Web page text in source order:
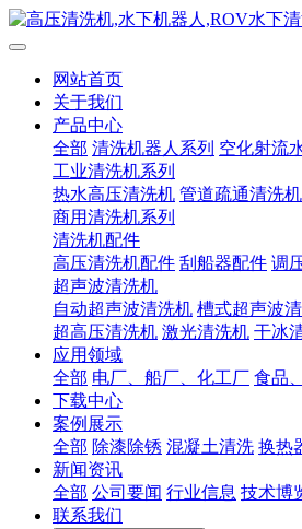
网站首页
关于我们
产品中心
全部 清洗机器人系列 空化射流
工业清洗机系列
热水高压清洗机 管道疏通清洗机
商用清洗机系列
清洗机配件
高压清洗机配件 刮船器配件 调
超声波清洗机
自动超声波清洗机 槽式超声波
超高压清洗机 激光清洗机 干冰
应用领域
全部 电厂、船厂、化工厂 食品
下载中心
案例展示
全部 除漆除锈 混凝土清洗 换热
新闻资讯
全部 公司要闻 行业信息 技术博
联系我们